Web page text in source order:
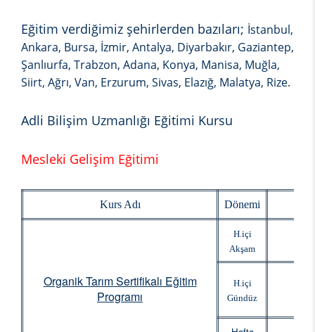
Eğitim verdiğimiz şehirlerden bazıları; İstanbul,
Ankara, Bursa, İzmir, Antalya, Diyarbakır, Gaziantep,
Şanlıurfa, Trabzon, Adana, Konya, Manisa, Muğla,
Siirt, Ağrı, Van, Erzurum, Sivas, Elazığ, Malatya, Rize.
Adli Bilişim Uzmanlığı Eğitimi Kursu
Mesleki Gelişim Eğitimi
Kurs Adı Dönemi
Organik Tarım Sertifikalı Eğitim
Programı
H.içi
Akşam
H.içi
Gündüz